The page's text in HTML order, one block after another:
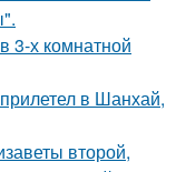
3-х комнатной
в Шанхай,
второй,